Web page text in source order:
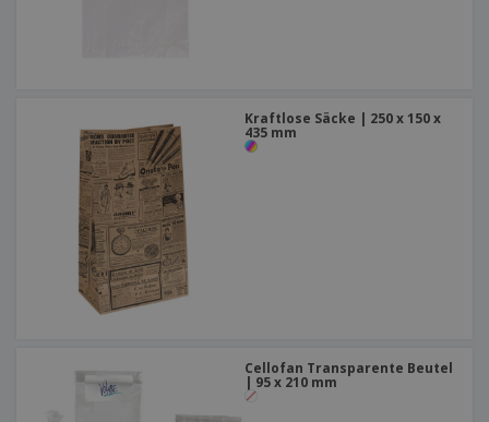
Kraftlose Säcke | 250 x 150 x
435 mm
Cellofan Transparente Beutel
| 95 x 210 mm